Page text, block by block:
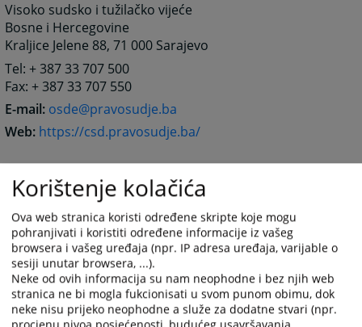
Visoko sudsko i tužilačko vijeće
Bosne i Hercegovine
Kraljice Jelene 88, 71 000 Sarajevo
Tel: + 387 33 707 500
Fax: + 387 33 707 550
E-mail: osde@pravosudje.ba
Web: https://csd.pravosudje.ba/
8790PREGLEDA
Korištenje kolačića
Ova web stranica koristi određene skripte koje mogu
pohranjivati i koristiti određene informacije iz vašeg
browsera i vašeg uređaja (npr. IP adresa uređaja, varijable o
sesiji unutar browsera, ...).
Neke od ovih informacija su nam neophodne i bez njih web
stranica ne bi mogla fukcionisati u svom punom obimu, dok
neke nisu prijeko neophodne a služe za dodatne stvari (npr.